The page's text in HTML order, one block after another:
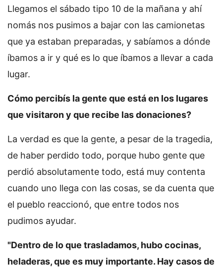
Llegamos el sábado tipo 10 de la mañana y ahí
nomás nos pusimos a bajar con las camionetas
que ya estaban preparadas, y sabíamos a dónde
íbamos a ir y qué es lo que íbamos a llevar a cada
lugar.
Cómo percibís la gente que está en los lugares
que visitaron y que recibe las donaciones?
La verdad es que la gente, a pesar de la tragedia,
de haber perdido todo, porque hubo gente que
perdió absolutamente todo, está muy contenta
cuando uno llega con las cosas, se da cuenta que
el pueblo reaccionó, que entre todos nos
pudimos ayudar.
"Dentro de lo que trasladamos, hubo cocinas,
heladeras, que es muy importante. Hay casos de